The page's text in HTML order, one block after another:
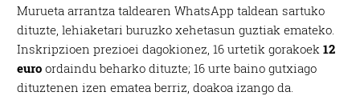
Murueta arrantza taldearen WhatsApp taldean sartuko
dituzte, lehiaketari buruzko xehetasun guztiak emateko.
Inskripzioen prezioei dagokionez, 16 urtetik gorakoek12
euro ordaindu beharko dituzte; 16 urte baino gutxiago
dituztenen izen ematea berriz, doakoa izango da.